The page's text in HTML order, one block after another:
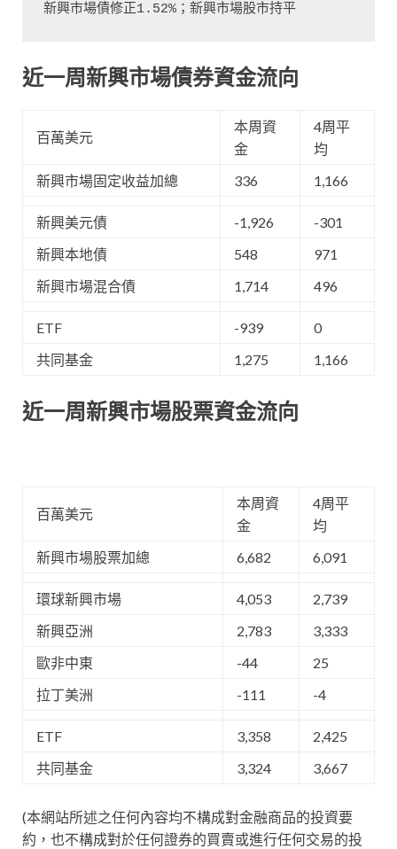
新興市場債修正1.52%；新興市場股市持平
近一周新興市場債券資金流向
百萬美元
本周資
金
4周平
均
新興市場固定收益加總
336 1,166
新興美元債 -1,926
-301
新興本地債
548
971
新興市場混合債
1,714 496
ETF -939
0
共同基金
1,275 1,166
近一周新興市場股票資金流向
百萬美元
本周資
金
4周平
均
新興市場股票加總
6,682 6,091
環球新興市場 4,053
2,739
新興亞洲
2,783
3,333
歐非中東
-44
25
拉丁美洲
-111 -4
ETF 3,358
2,425
共同基金
3,324 3,667
(本網站所述之任何內容均不構成對金融商品的投資要
約，也不構成對於任何證券的買賣或進行任何交易的投